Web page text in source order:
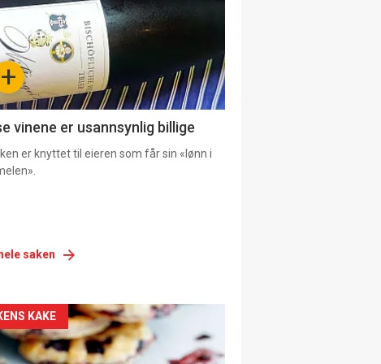
+
vinene er usannsynlig billige
er knyttet til eieren som får sin «lønn i
saken
KAKE